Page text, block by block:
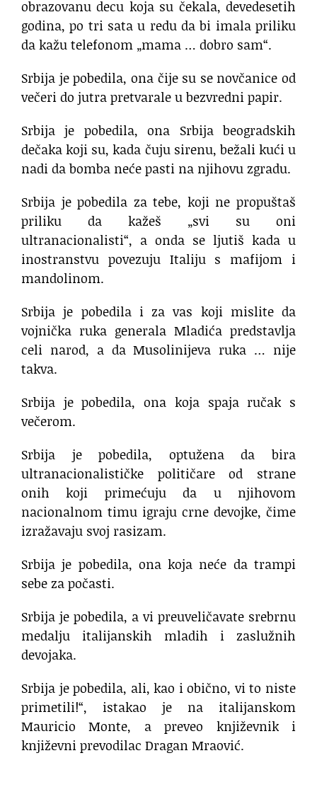
obrazovanu decu koja su čekala, devedesetih
godina, po tri sata u redu da bi imala priliku
da kažu telefonom „mama … dobro sam“.
Srbija je pobedila, ona čije su se novčanice od
večeri do jutra pretvarale u bezvredni papir.
Srbija je pobedila, ona Srbija beogradskih
dečaka koji su, kada čuju sirenu, bežali kući u
nadi da bomba neće pasti na njihovu zgradu.
Srbija je pobedila za tebe, koji ne propuštaš
priliku da kažeš „svi su oni
ultranacionalisti“, a onda se ljutiš kada u
inostranstvu povezuju Italiju s mafijom i
mandolinom.
Srbija je pobedila i za vas koji mislite da
vojnička ruka generala Mladića predstavlja
celi narod, a da Musolinijeva ruka … nije
takva.
Srbija je pobedila, ona koja spaja ručak s
večerom.
Srbija je pobedila, optužena da bira
ultranacionalističke političare od strane
onih koji primećuju da u njihovom
nacionalnom timu igraju crne devojke, čime
izražavaju svoj rasizam.
Srbija je pobedila, ona koja neće da trampi
sebe za počasti.
Srbija je pobedila, a vi preuveličavate srebrnu
medalju italijanskih mladih i zaslužnih
devojaka.
Srbija je pobedila, ali, kao i obično, vi to niste
primetili!“, istakao je na italijanskom
Mauricio Monte, a preveo književnik i
književni prevodilac Dragan Mraović.